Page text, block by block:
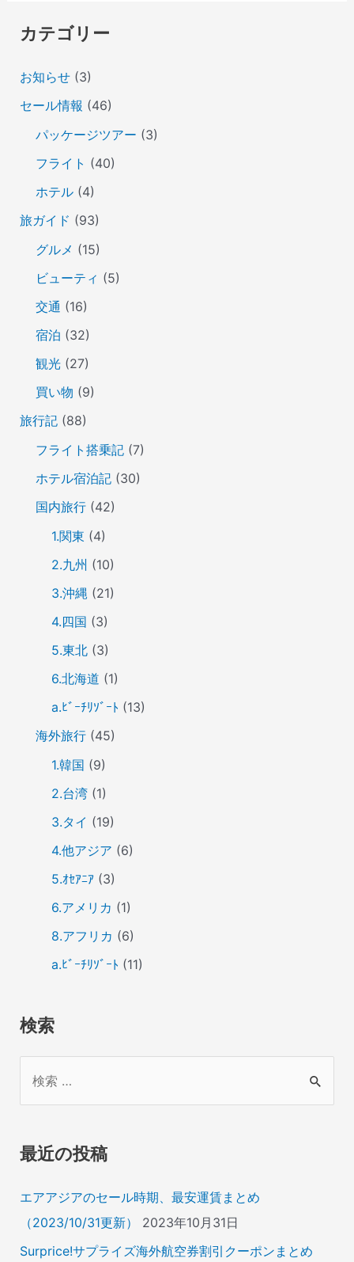
カテゴリー
お知らせ(3)
セール情報 (46)
パッケージツアー (3)
フライト (40)
ホテル(4)
旅ガイド (93)
グルメ (15)
ビューティ (5)
交通 (16)
宿泊 (32)
観光(27)
買い物 (9)
旅行記(88)
フライト搭乗記(7)
ホテル宿泊記(30)
国内旅行(42)
1.関東 (4)
2.九州 (10)
3.沖縄(21)
4.四国 (3)
5.東北(3)
6.北海道 (1)
a.ﾋﾞｰﾁﾘｿﾞｰﾄ (13)
海外旅行(45)
1.韓国 (9)
2.台湾(1)
3.タイ (19)
4.他アジア (6)
5.ｵｾｱﾆｱ(3)
6.アメリカ (1)
8.アフリカ (6)
a.ﾋﾞｰﾁﾘｿﾞｰﾄ (11)
検索
象
最近の投稿
エアアジアのセール時期、最安運賃まとめ
（2023/10/31更新）
2023年10月31日
Surprice!サプライズ海外航空券割引クーポンまとめ